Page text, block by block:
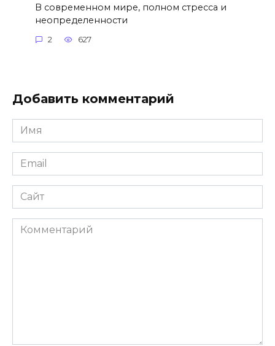
В современном мире, полном стресса и
неопределенности
2 627
Добавить комментарий
Имя
*
Email
*
Сайт
Комментарий